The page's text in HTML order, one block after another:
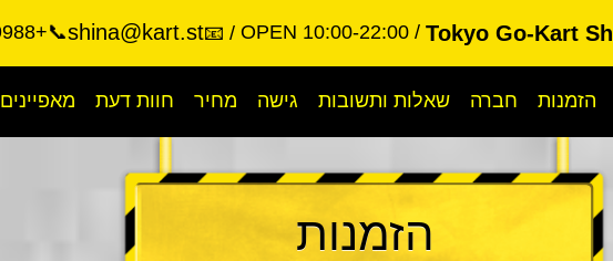
Tokyo Go-Kart
📞+81-80-9988-9988 📧
shina@kart.st OPEN 10:00-22:00
מאפיינים חוות דעת מחיר גישה שאלות ותשובות חברה הזמנות
הזמנות